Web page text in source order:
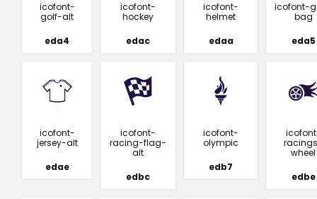
icofont-
golf-alt
eda4
icofont-
hockey
edac
icofont-
helmet
edaa
icofont-
bag
eda5
icofont-
jersey-alt
edae
icofont-
racing-flag-
alt
edbc
icofont-
olympic
edb7
wheel
edbe